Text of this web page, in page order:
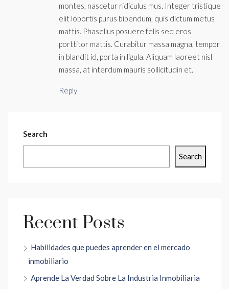
montes, nascetur ridiculus mus. Integer tristique
elit lobortis purus bibendum, quis dictum metus
mattis. Phasellus posuere felis sed eros
porttitor mattis. Curabitur massa magna, tempor
in blandit id, porta in ligula. Aliquam laoreet nisl
massa, at interdum mauris sollicitudin et.
Reply
Search
Search
Recent Posts
Habilidades que puedes aprender en el mercado
inmobiliario
Aprende La Verdad Sobre La Industria Inmobiliaria